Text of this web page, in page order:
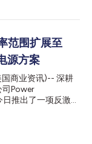
、六路输出、35W
构优化设计，可在
同时BOM元件数预
这两款设计效率极
于88%。 Power
Integrations
因此能够打造这款
单精简，同时可在
范围扩展至
源方案
商业资讯)-- 深耕
Power
推出了一项反激拓